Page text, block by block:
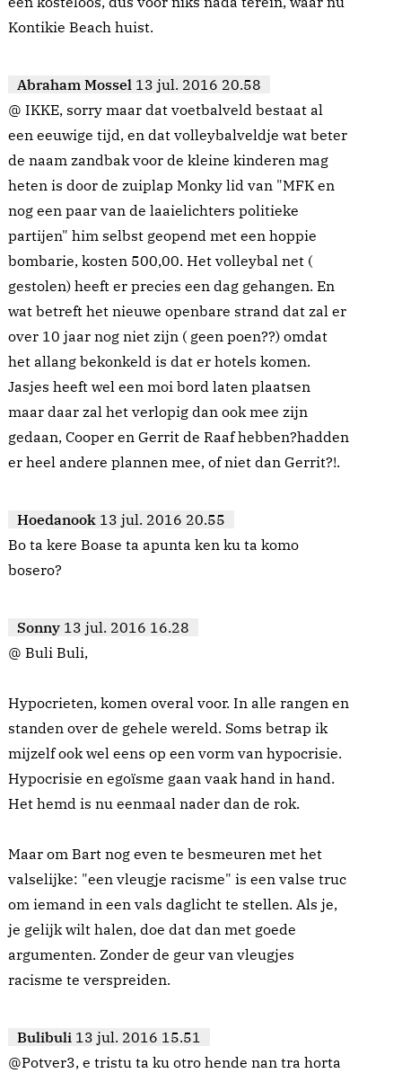
Kontikie Beach huist.
Abraham Mossel 13 jul. 2016 20.58
@ IKKE, sorry maar dat voetbalveld bestaat al
een eeuwige tijd, en dat volleybalveldje wat beter
de naam zandbak voor de kleine kinderen mag
heten is door de zuiplap Monky lid van "MFK en
nog een paar van de laaielichters politieke
partijen" him selbst geopend met een hoppie
bombarie, kosten 500,00. Het volleybal net (
gestolen) heeft er precies een dag gehangen. En
wat betreft het nieuwe openbare strand dat zal er
over 10 jaar nog niet zijn ( geen poen??) omdat
het allang bekonkeld is dat er hotels komen.
Jasjes heeft wel een moi bord laten plaatsen
maar daar zal het verlopig dan ook mee zijn
gedaan, Cooper en Gerrit de Raaf hebben?hadden
er heel andere plannen mee, of niet dan Gerrit?!.
Hoedanook 13 jul. 2016 20.55
Bo ta kere Boase ta apunta ken ku ta komo
bosero?
Sonny 13 jul. 2016 16.28
@ Buli Buli,
Hypocrieten, komen overal voor. In alle rangen en
standen over de gehele wereld. Soms betrap ik
mijzelf ook wel eens op een vorm van hypocrisie.
Hypocrisie en egoïsme gaan vaak hand in hand.
Het hemd is nu eenmaal nader dan de rok.
Maar om Bart nog even te besmeuren met het
valselijke: "een vleugje racisme" is een valse truc
om iemand in een vals daglicht te stellen. Als je,
je gelijk wilt halen, doe dat dan met goede
argumenten. Zonder de geur van vleugjes
racisme te verspreiden.
Bulibuli 13 jul. 2016 15.51
@Potver3, e tristu ta ku otro hende nan tra horta